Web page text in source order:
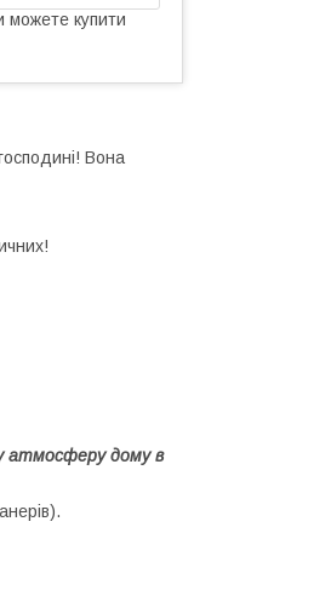
можете купити
Вона
атмосферу дому в